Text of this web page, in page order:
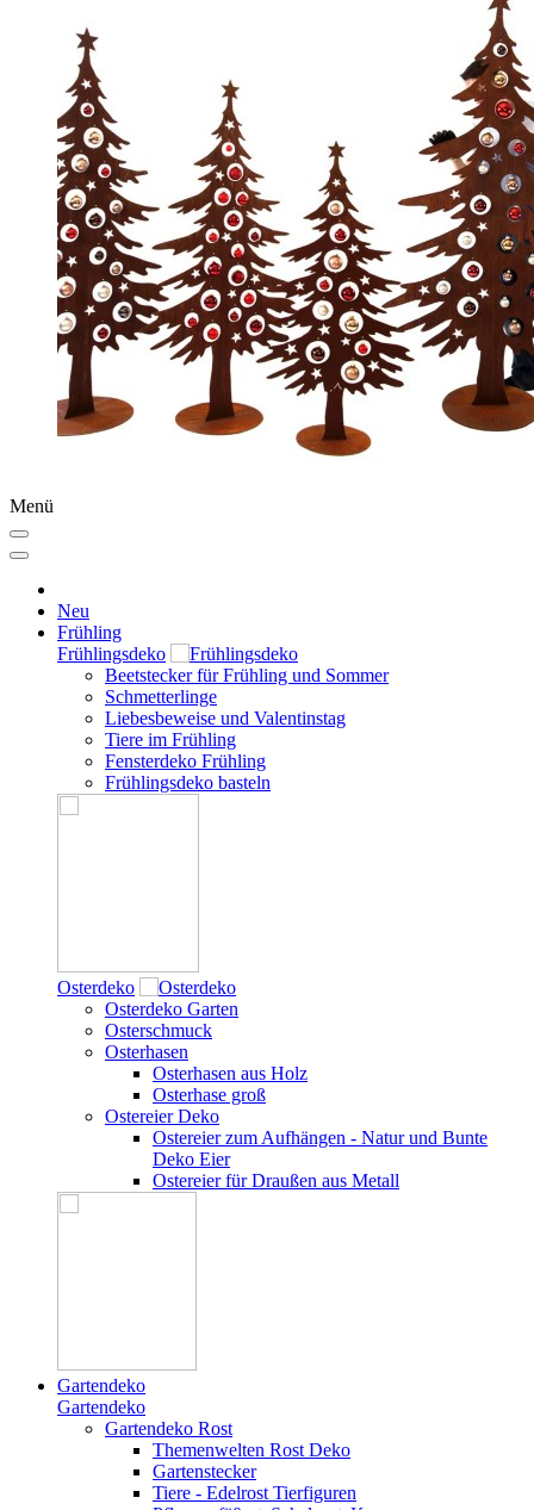
Menü
Neu
Frühling
Frühlingsdeko
Beetstecker für Frühling und Sommer
Schmetterlinge
Liebesbeweise und Valentinstag
Tiere im Frühling
Fensterdeko Frühling
Frühlingsdeko basteln
Osterdeko
Osterdeko Garten
Osterschmuck
Osterhasen
Osterhasen aus Holz
Osterhase groß
Ostereier Deko
Ostereier zum Aufhängen - Natur und Bunte
Deko Eier
Ostereier für Draußen aus Metall
Gartendeko
Gartendeko
Gartendeko Rost
Themenwelten Rost Deko
Gartenstecker
Tiere - Edelrost Tierfiguren